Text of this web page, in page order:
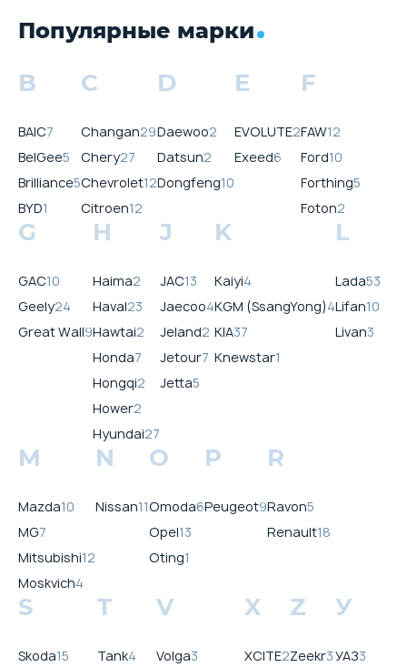
Популярные марки
B
BAIC7
BelGee5
Brilliance5
BYD1
C
Changan29
Chery27
Chevrolet12
Citroen12
D
Daewoo2
Datsun2
Dongfeng10
E
EVOLUTE2
Exeed6
F
FAW12
Ford10
Forthing5
Foton2
G
GAC10
Geely24
Great Wall9
H
Haima2
Haval23
Hawtai2
Honda7
Hongqi2
Hower2
Hyundai27
J
JAC13
Jaecoo4
Jeland2
Jetour7
Jetta5
K
Kaiyi4
KGM (SsangYong)4
KIA37
Knewstar1
L
Lada53
Lifan10
Livan3
M
Mazda10
MG7
Mitsubishi12
Moskvich4
N
Nissan11
O
Omoda6
Opel13
Oting1
P
Peugeot9
R
Ravon5
Renault18
S
Skoda15
T
Tank4
V
Volga3
X
XCITE2
Z
Zeekr3
У
УАЗ3